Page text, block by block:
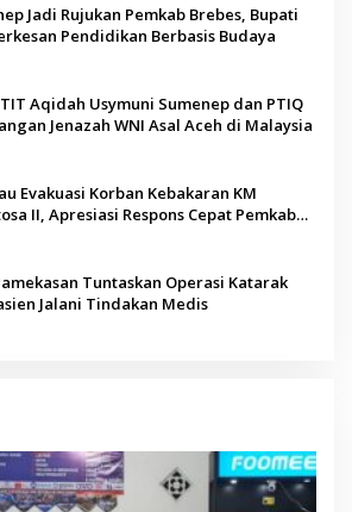
Jadi Rujukan Pemkab Brebes, Bupati
Pendidikan Berbasis Budaya
Aqidah Usymuni Sumenep dan PTIQ
Jenazah WNI Asal Aceh di Malaysia
Evakuasi Korban Kebakaran KM
II, Apresiasi Respons Cepat Pemkab
Tuntaskan Operasi Katarak
Jalani Tindakan Medis